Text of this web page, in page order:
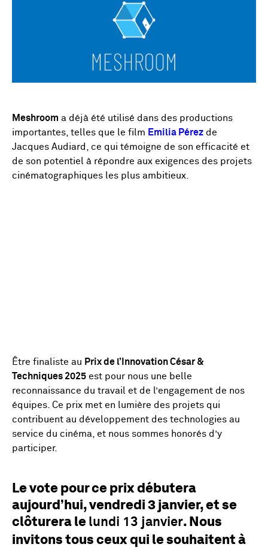
Meshroom a déjà été utilisé dans des productions
importantes, telles que le film Emilia Pérez de
Jacques Audiard, ce qui témoigne de son efficacité et
de son potentiel à répondre aux exigences des projets
cinématographiques les plus ambitieux.
Être finaliste au Prix de l’Innovation César &
Techniques 2025 est pour nous une belle
reconnaissance du travail et de l’engagement de nos
équipes. Ce prix met en lumière des projets qui
contribuent au développement des technologies au
service du cinéma, et nous sommes honorés d’y
participer.
Le vote pour ce prix débutera
aujourd’hui, vendredi 3 janvier, et se
clôturera le lundi 13 janvier. Nous
invitons tous ceux qui le souhaitent à